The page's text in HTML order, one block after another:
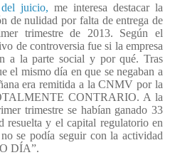
juicio, me interesa destacar la
de nulidad por falta de entrega de
trimestre de 2013. Según el
de controversia fue si la empresa
a la parte social y por qué. Tras
el mismo día en que se negaban a
era remitida a la CNMV por la
CONTRARIO. A la
trimestre se habían ganado 33
resuelta y el capital regulatorio en
se podía seguir con la actividad
DÍA”.